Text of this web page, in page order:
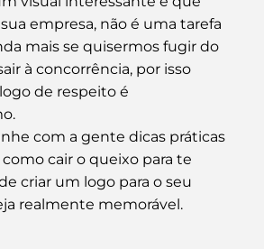
empresa, não é uma tarefa
mais se quisermos fugir do
à concorrência, por isso
de respeito é
com a gente dicas práticas
cair o queixo para te
criar um logo para o seu
realmente memorável.